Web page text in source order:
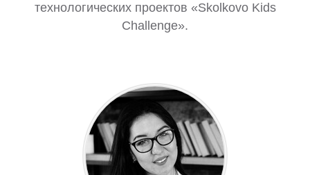
технологических проектов «Skolkovo Kids
Challenge».